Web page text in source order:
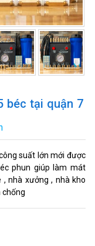
béc tại quận 7
suất lớn mới được
phun giúp làm mát
, nhà xưởng , nhà kho
chống